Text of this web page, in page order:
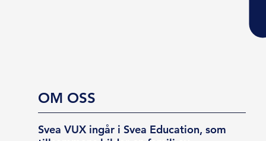
OM OSS
Svea VUX ingår i Svea Education, som